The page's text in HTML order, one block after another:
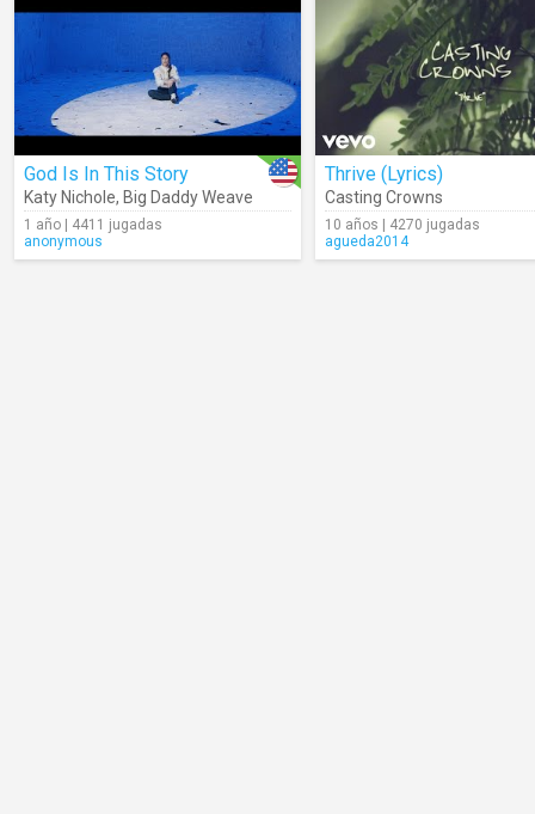
God Is In This Story
Katy Nichole, Big Daddy Weave
1 año | 4411 jugadas
anonymous
Thrive (Lyrics)
Casting Crowns
10 años | 4270 jugadas
agueda2014